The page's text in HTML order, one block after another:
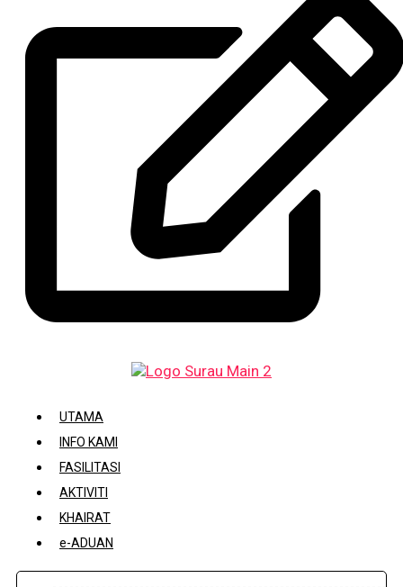
UTAMA
INFO KAMI
FASILITASI
AKTIVITI
KHAIRAT
e-ADUAN